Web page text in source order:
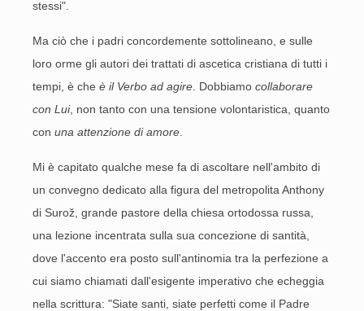
stessi".
Ma ciò che i padri concordemente sottolineano, e sulle
loro orme gli autori dei trattati di ascetica cristiana di tutti i
tempi, è che è il Verbo ad agire . Dobbiamo collaborare
con Lui, non tanto con una tensione volontaristica, quanto
con una attenzione di amore
Mi è capitato qualche mese fa di ascoltare nell'ambito di
un convegno dedicato alla figura del metropolita Anthony
di Surož, grande pastore della chiesa ortodossa russa,
una lezione incentrata sulla sua concezione di santità,
dove l'accento era posto sull'antinomia tra la perfezione a
cui siamo chiamati dall'esigente imperativo che echeggia
nella scrittura: "Siate santi, siate perfetti come il Padre